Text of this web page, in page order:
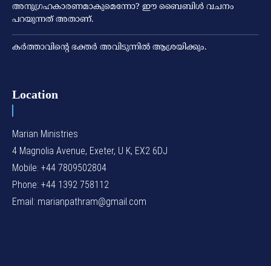
അനുഗ്രഹകാരണമാകുമെന്നോ? ഈ ബൈബിള്‍ വചനം
പറയുന്നത് അതാണ്.
കര്‍ത്താവിന്റെ ഭക്തര്‍ അവിടുന്നില്‍ ആശ്രയിക്കും.
Location
Marian Ministries
4 Magnolia Avenue, Exeter, U K, EX2 6DJ
Mobile: +44 7809502804
Phone: +44 1392 758112
Email: marianpathram@gmail.com